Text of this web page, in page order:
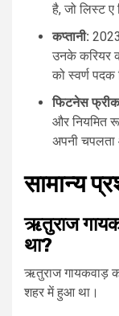
है, जो लिस्ट
कप्तानी:
उनके करियर
को स्वर्ण पदक
फिटनेस
और नियमित
अपनी
सामान्य
ऋतुराज
था?
ऋतुराज गायकवाड़
शहर में हुआ था।